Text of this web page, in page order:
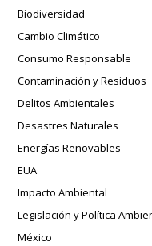
Biodiversidad
Cambio Climático
Consumo Responsable
Contaminación y Residuos
Delitos Ambientales
Desastres Naturales
Energías Renovables
EUA
Impacto Ambiental
Legislación y Política
México